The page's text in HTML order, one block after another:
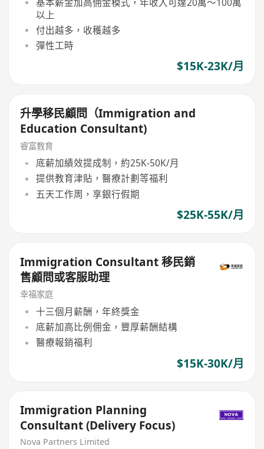
以上
付出越多，收穫越多
彈性工時
$15K-23K/月
升學移民顧問（Immigration and
Education Consultant)
睿富教育
底薪加績效提成制，約25K-50K/月
提供教育津貼，醫療計劃等福利
五天工作周，享銀行假期
$25K-55K/月
Immigration Consultant 移民銷
售顧問或客服助理
幸福家庭
十三個月薪酬，年終獎金
底薪加高比例佣金，豐厚薪酬結構
醫療報銷福利
$15K-30K/月
Immigration Planning
Consultant (Delivery Focus)
Nova Partners Limited